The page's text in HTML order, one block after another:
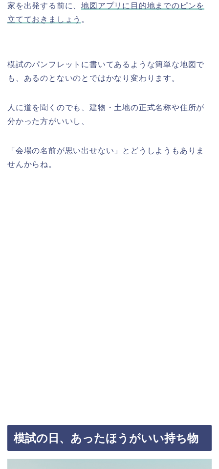
家を出発する前に、地図アプリに目的地までのピンを
立てておきましょう 。
模試のパンフレットに書いてあるような簡単な地図で
も、あるのとないのとではかなり変わります。
人に道を聞くのでも、建物・土地の正式名称や住所が
分かった方がいいし、
「会場の名前が思い出せない」とどうしようもありま
せんからね。
模試の日、あったほうがいい持ち物